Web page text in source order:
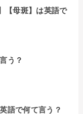
【母斑】は英語で
う？
語で何て言う？